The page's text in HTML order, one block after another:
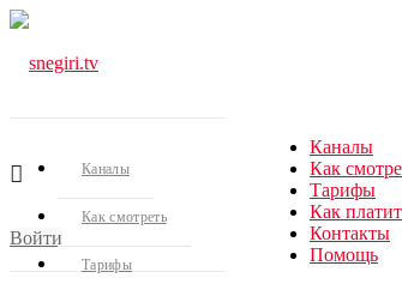
Войти
Каналы
Как смотреть
Тарифы
Каналы
Как
Тарифы
Как
Контакты
Помощь